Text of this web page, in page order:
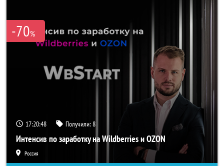
-70%
17:20:46 Получили:8
Интенсив по заработку на Wildberries и OZON
Россия